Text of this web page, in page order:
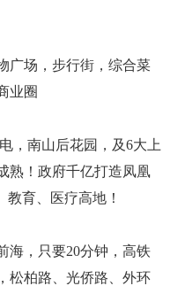
广场，步行街，综合菜
业圈
，南山后花园，及6大上
熟！政府千亿打造凤凰
教育、医疗高地！
海，只要20分钟，高铁
松柏路、光侨路、外环